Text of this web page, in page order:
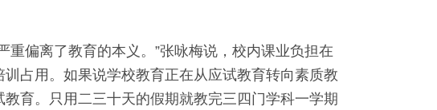
偏离了教育的本义。”张咏梅说，校内课业负担在
占用。如果说学校教育正在从应试教育转向素质教
育。只用二三十天的假期就教完三四门学科一学期